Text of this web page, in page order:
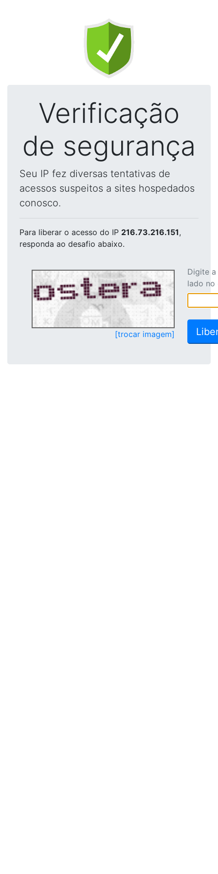
Verificação
de segurança
Seu IP fez diversas tentativas de
acessos suspeitos a sites hospedados
conosco.
Para liberar o acesso do IP 216.73.216.151,
responda ao desafio abaixo.
[trocar imagem]
Digite
lado no